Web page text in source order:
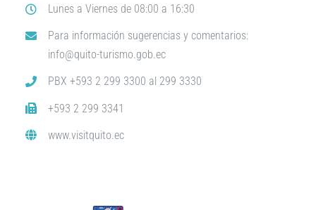
Lunes a Viernes de 08:00 a 16:30
Para información sugerencias y comentarios:
info@quito-turismo.gob.ec
PBX +593 2 299 3300 al 299 3330
+593 2 299 3341
www.visitquito.ec